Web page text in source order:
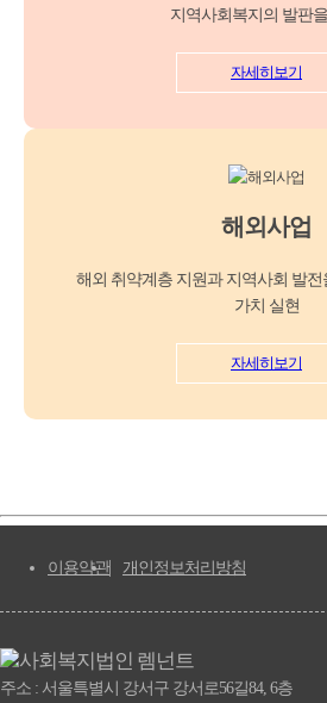
지역사회복지의 발판
자세히보기
해외사업
해외 취약계층 지원과 지역사회 발
가치 실현
자세히보기
이용약관 개인정보처리방침
주소 : 서울특별시 강서구 강서로56길84, 6층